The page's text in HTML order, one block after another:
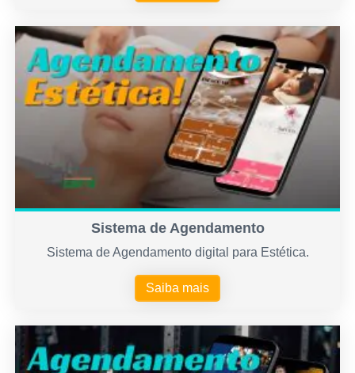
Sistema de Agendamento
Sistema de Agendamento digital para Estética.
Saiba mais